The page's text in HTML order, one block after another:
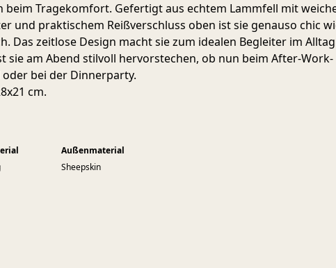
beim Tragekomfort. Gefertigt aus echtem Lammfell mit
und praktischem Reißverschluss oben ist sie genauso chic
Das zeitlose Design macht sie zum idealen Begleiter im Alltag
sie am Abend stilvoll hervorstechen, ob nun beim After-Work-
oder bei der Dinnerparty.
cm.
Außenmaterial
Sheepskin